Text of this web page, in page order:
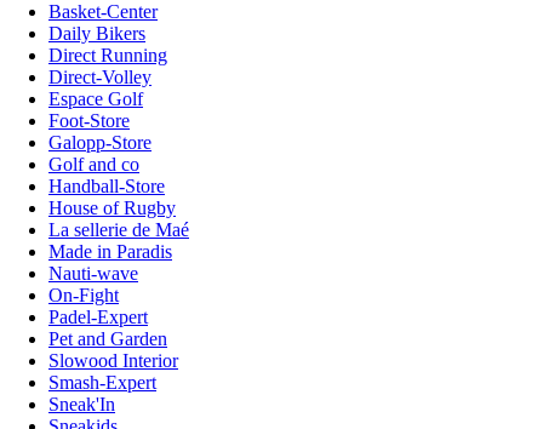
Basket-Center
Daily Bikers
Direct Running
Direct-Volley
Espace Golf
Foot-Store
Galopp-Store
Golf and co
Handball-Store
House of Rugby
La sellerie de Maé
Made in Paradis
Nauti-wave
On-Fight
Padel-Expert
Pet and Garden
Slowood Interior
Smash-Expert
Sneak'In